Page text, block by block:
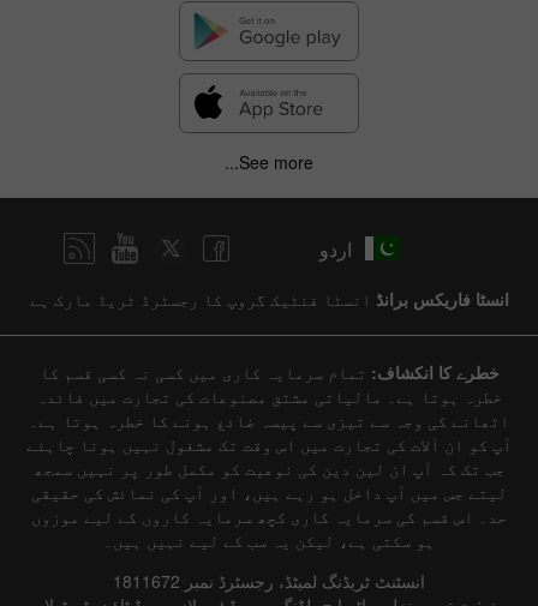
See more...
اردو
انسٹا فاریکس برانڈ انسٹا فنٹیک گروپ کا رجسٹرڈ ٹریڈ مارک ہے
خطرے کا انکشاف: تمام سرمایہ کاری میں کسی نہ کسی قسم کا
خطرہ ہوتا ہے۔ مالیاتی مشتق مصنوعات کی تجارت میں فائدہ
اٹھانے کی وجہ سے تیزی سے پیسہ ضائع ہونے کا خطرہ ہوتا ہے۔
آپ کو ان آلات کی تجارت میں اس وقت تک مشغول نہیں ہونا چاہئے
جب تک کہ آپ ان لین دین کی نوعیت کو مکمل طور پر نہیں سمجھ
لیتے جس میں آپ داخل ہو رہے ہیں، اور آپ کی نمائش کی حقیقی
حد۔ اس قسم کی سرمایہ کاری کچھ سرمایہ کاروں کے لیے موزوں
ہو سکتی ہے، لیکن یہ سب کے لیے نہیں ہیں۔
انسٹنٹ ٹریڈنگ لمیٹڈ، رجسٹرڈ نمبر 1811672